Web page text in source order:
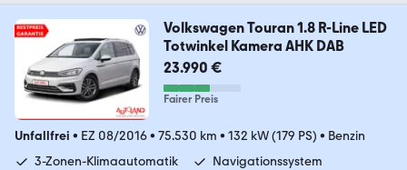
Volkswagen Touran 1.8 R-Line LED
Totwinkel Kamera AHK DAB
23.990 €
Fairer Preis
Unfallfrei • EZ 08/2016• 75.530 km • 132 kW (179 PS) • Benzin
3-Zonen-Klimaautomatik
Navigationssystem